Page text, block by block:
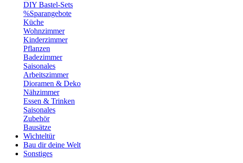
DIY Bastel-Sets
%Sparangebote
Küche
Wohnzimmer
Kinderzimmer
Pflanzen
Badezimmer
Saisonales
Arbeitszimmer
Dioramen & Deko
Nähzimmer
Essen & Trinken
Saisonales
Zubehör
Bausätze
Wichteltür
Bau dir deine Welt
Sonstiges